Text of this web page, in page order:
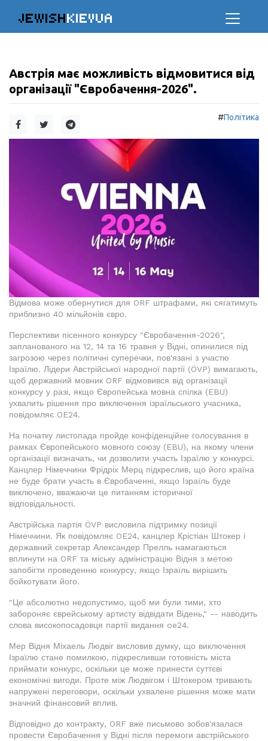
JEWISHKIEVUA
Австрія має можливість відмовитися від
організації "Євробачення-2026".
#Політика
Відмова може обернутися для ORF штрафами, які сягатимуть
приблизно 40 мільйонів євро.
Перспективи пісенного конкурсу "Євробачення-2026",
запланованого на 12, 14 та 16 травня у Відні, опинилися під
загрозою через політичні суперечки, пов'язані з участю
Ізраїлю. Лідери Австрійської народної партії (ÖVP) вимагають,
щоб державний мовник ORF відмовився від організації
конкурсу у разі, якщо Європейська мовна спілка (EBU)
ухвалить рішення про виключення ізраїльського учасника,
повідомляє OE24.
На початку листопада пройде конфіденційне голосування в
рамках Європейського мовного союзу (EBU), на якому члени
організації визначать, чи дозволити участь Ізраїлю у конкурсі.
Канцлер Німеччини Фрідріх Мерц підкреслив, що його країна
не буде брати участь в Євробаченні, якщо Ізраїль буде
виключено, вважаючи це питанням історичної
відповідальності.
Австрійська партія ÖVP висловила підтримку позиції
Німеччини. Як повідомляє OE24, канцлер Крістіан Штокер і
державний секретар Александер Прелль намагаються
вплинути на ORF та міську адміністрацію Відня з метою
запобігти проведенню конкурсу, якщо Ізраїль вирішить
бойкотувати його.
"Це абсолютно недопустимо, щоб ми були тими, хто
забороняє єврейському артисту відвідати Відень," -- наводить
слова високопосадовця партії видання oe24.
Мер Відня Міхаель Людвіг висловив думку, що виключення
Ізраїлю стане помилкою, підкресливши готовність міста
приймати конкурс, оскільки це може принести суттєві
економічні вигоди. Проте між Людвігом і Штокером тривають
напружені переговори, оскільки ухвалене рішення може мати
значний фінансовий вплив.
Відповідно до контракту, ORF вже письмово зобов'язалася
провести Євробачення у Відні після перемоги австрійського